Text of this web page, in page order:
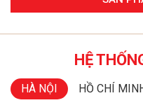
HỆ
HÀ NỘI HỒ CHÍ